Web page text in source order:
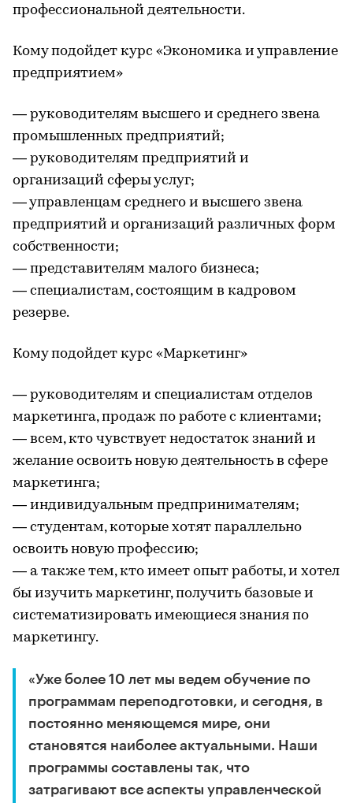
профессиональной деятельности.
Кому подойдет курс «Экономика и управление
предприятием»
— руководителям высшего и среднего звена
промышленных предприятий;
— руководителям предприятий и
организаций сферы услуг;
— управленцам среднего и высшего звена
предприятий и организаций различных форм
собственности;
— представителям малого бизнеса;
— специалистам, состоящим в кадровом
резерве.
Кому подойдет курс «Маркетинг»
— руководителям и специалистам отделов
маркетинга, продаж по работе с клиентами;
— всем, кто чувствует недостаток знаний и
желание освоить новую деятельность в сфере
маркетинга;
— индивидуальным предпринимателям;
— студентам, которые хотят параллельно
освоить новую профессию;
— а также тем, кто имеет опыт работы, и хотел
бы изучить маркетинг, получить базовые и
систематизировать имеющиеся знания по
маркетингу.
«Уже более 10 лет мы ведем обучение по
программам переподготовки, и сегодня, в
постоянно меняющемся мире, они
становятся наиболее актуальными. Наши
программы составлены так, что
затрагивают все аспекты управленческой